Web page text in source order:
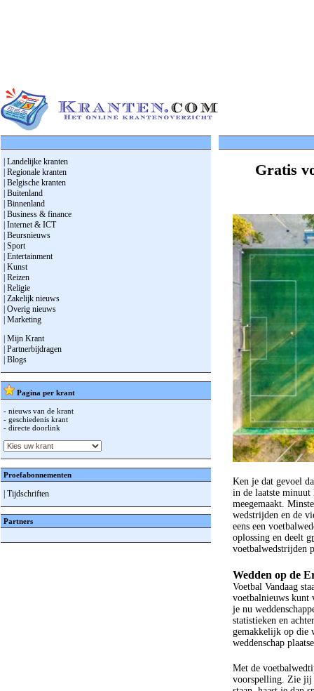
| Landelijke kranten
| Regionale kranten
| Belgische kranten
| Buitenland
| Binnenland
| Business & finance
| Internet & ICT
| Beursnieuws
| Sport
| Entertainment
| Kunst
| Reizen
| Religie
| Zakelijk nieuws
| Overig nieuws
| Marketing
| Mijn Krant
| Partnerbijdragen
| Blogs
Pagina per krant
- nieuws van de krant
- geschiedenis krant
- directe doorlink
Proefabonnementen
| Tijdschriften
Partners
Gratis
Ken je dat gevoel
in de laatste minuut
meegemaakt.
wedstrijden en de
eens een
oplossing en deelt
voetbalwedstrijden
Wedden op de
Voetbal Vandaag
voetbalnieuws kunt
je nu
statistieken en
gemakkelijk op die
weddenschap
Met de
voorspelling. Zie jij